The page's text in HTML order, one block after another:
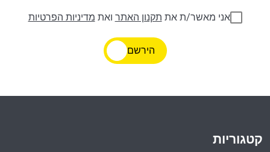
אני מאשר/ת את תקנון האתר ואת מדיניות הפרטיות
הירשם
קטגוריות